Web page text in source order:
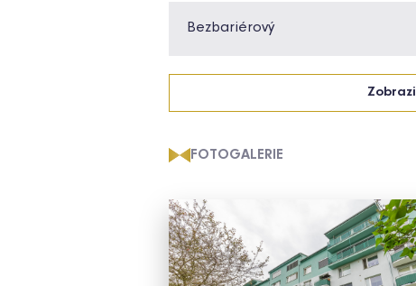
Bezbariérový
FOTOGALERIE